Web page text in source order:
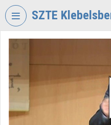
Fejléc kihagyása
SZTE
SZTE
KLEBELSBERG
Intézményi kezdőlap